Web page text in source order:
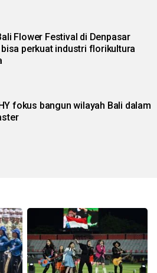
Flower Festival di Denpasar
perkuat industri florikultura
fokus bangun wilayah Bali dalam